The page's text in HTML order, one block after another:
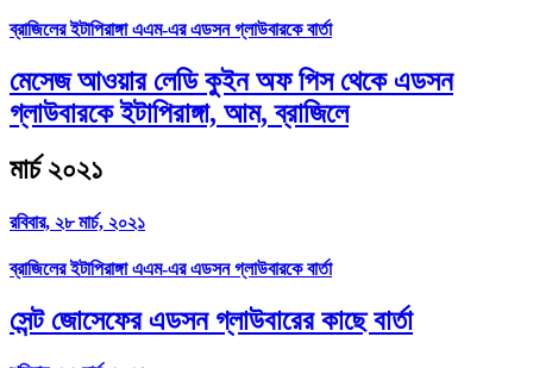
ব্রাজিলের ইটাপিরাঙ্গা এএম-এর এডসন গ্লাউবারকে বার্তা
মেসেজ আওয়ার লেডি কুইন অফ পিস থেকে এডসন
গ্লাউবারকে ইটাপিরাঙ্গা, আম, ব্রাজিলে
মার্চ ২০২১
রবিবার, ২৮ মার্চ, ২০২১
ব্রাজিলের ইটাপিরাঙ্গা এএম-এর এডসন গ্লাউবারকে বার্তা
সেন্ট জোসেফের এডসন গ্লাউবারের কাছে বার্তা